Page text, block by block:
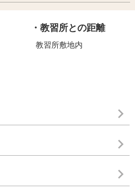
・教習所との距離
教習所敷地内